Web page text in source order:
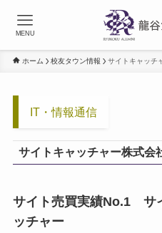
MENU
ホーム 校友タウン情報 サイトキャッチ
IT・情報通信
サイトキャッチャー株式会
サイト売買実績No.1 サ
ッチャー